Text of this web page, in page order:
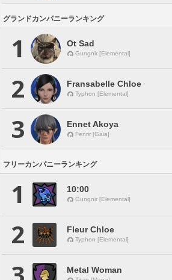
グランドカンパニーランキング
1 Ot Sad
Gungnir [Elemental]
2 Fransabelle Chloe
Typhon [Elemental]
3 Ennet Akoya
Fenrir [Gaia]
フリーカンパニーランキング
1 10:00
Gungnir [Elemental]
2 Fleur Chloe
Typhon [Elemental]
Metal Woman